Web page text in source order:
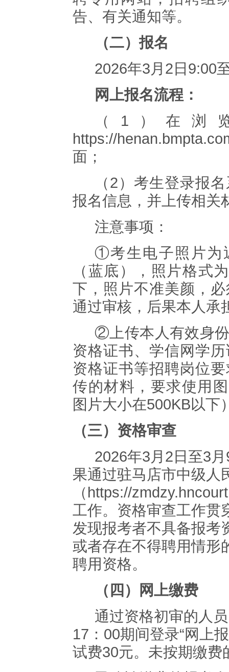
告、有关通知等。
（二）报名
2026年3月 2 日 9:00
网上报名流程：
（ 1 ）在浏
https://
面；
（2）考生登录报
报名信息，并上传相关
注意事项：
①考生电子照片为
（蓝底），照片格式
下，照片不准美颜，
通过审核，后果本人承
② 上传本人有效身
资格证书、学信网学
资格证书等招聘岗位
传的材料，要求使用
图片大小在500KB以下
（三） 资格审查
2026年3月 2 日至3月
果通过驻马店市中级人
（https://
工作。资格审查工作贯
发现报考者不具备报考
或者存在不得聘用情形
聘用资格。
（四）
网上缴费
通过资格初审的人
17 ： 00期间登录“网上
试费30元。未按期缴费